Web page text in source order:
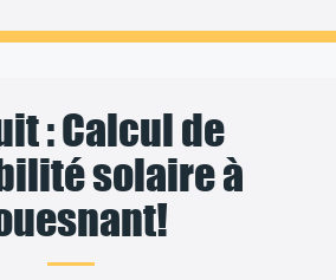
: Calcul de
solaire à